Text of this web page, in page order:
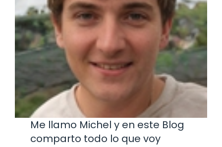
Me llamo Michel y en este Blog
comparto todo lo que voy